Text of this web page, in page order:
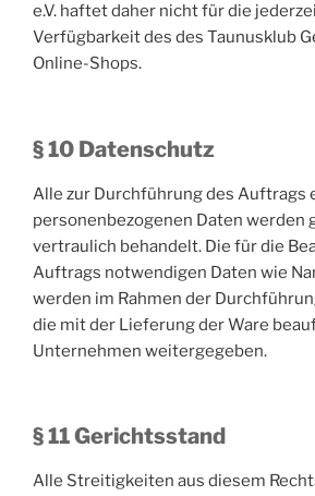
e.V. haftet daher nicht für die
Verfügbarkeit des des Taunusklub
Online-Shops.
§ 10 Datenschutz
Alle zur Durchführung des Auftrags
personenbezogenen Daten werden
vertraulich behandelt. Die für die
Auftrags notwendigen Daten wie
werden im Rahmen der
die mit der Lieferung der Ware
Unternehmen weitergegeben.
§ 11 Gerichtsstand
Alle Streitigkeiten aus diesem